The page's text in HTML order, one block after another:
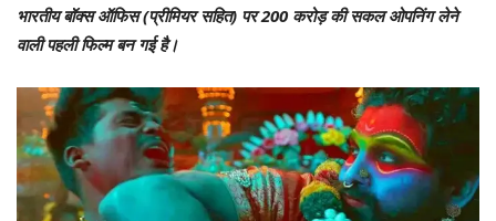
भारतीय बॉक्स ऑफिस (प्रीमियर सहित) पर 200 करोड़ की सकल ओपनिंग लेने
वाली पहली फिल्म बन गई है।